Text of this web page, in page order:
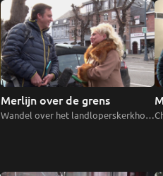
Merlijn over de grens
Wandel over het landloperskerkhof